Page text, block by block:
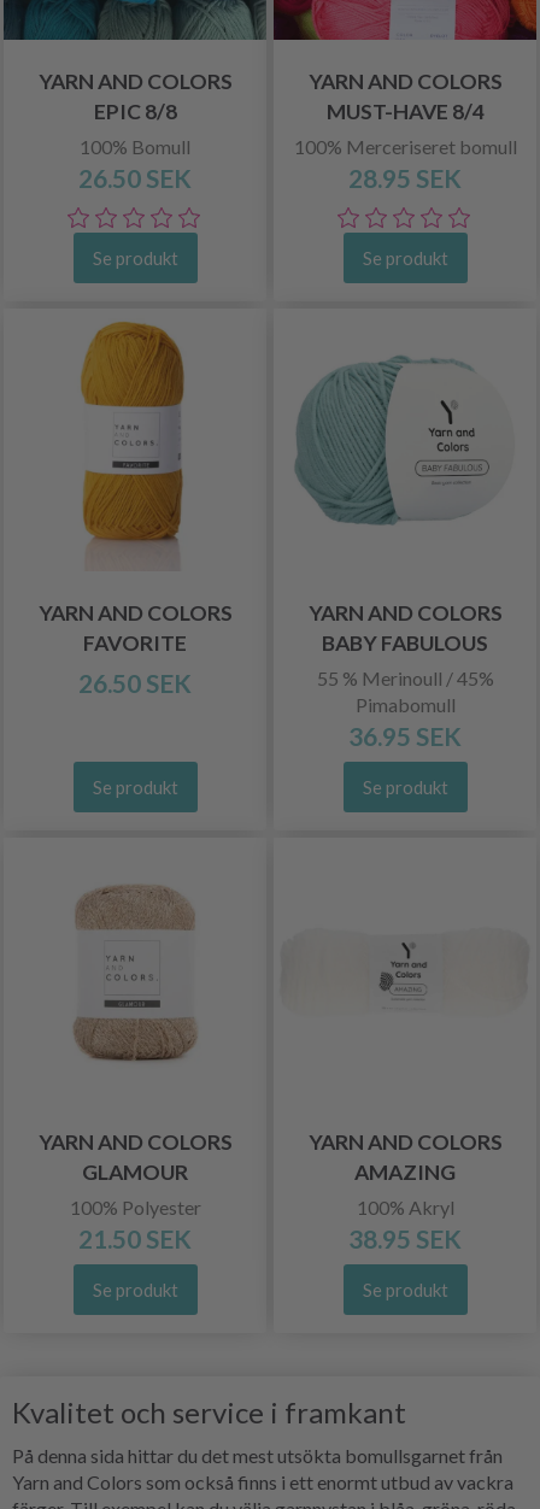
YARN AND COLORS
EPIC 8/8
100% Bomull
26.50 SEK
Se produkt
YARN AND COLORS
MUST-HAVE 8/4
100% Merceriseret bomull
28.95 SEK
Se produkt
YARN AND COLORS
FAVORITE
26.50 SEK
Se produkt
YARN AND COLORS
BABY FABULOUS
55 % Merinoull / 45%
Pimabomull
36.95 SEK
Se produkt
YARN AND COLORS
GLAMOUR
100% Polyester
21.50 SEK
Se produkt
YARN AND COLORS
AMAZING
100% Akryl
38.95 SEK
Se produkt
Kvalitet och service i framkant
På denna sida hittar du det mest utsökta bomullsgarnet från
Yarn and Colors som också finns i ett enormt utbud av vackra